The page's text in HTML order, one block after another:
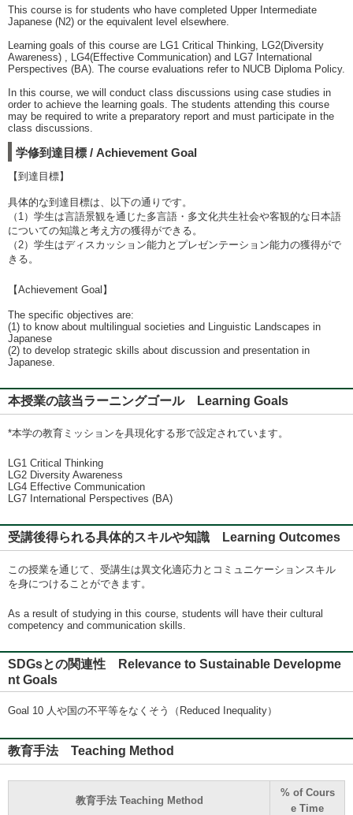
This course is for students who have completed Upper Intermediate
Japanese (N2) or the equivalent level elsewhere.
Learning goals of this course are LG1 Critical Thinking, LG2(Diversity
Awareness) , LG4(Effective Communication) and LG7 International
Perspectives (BA). The course evaluations refer to NUCB Diploma Policy.
In this course, we will conduct class discussions using case studies in
order to achieve the learning goals. The students attending this course
may be required to write a preparatory report and must participate in the
class discussions.
学修到達目標 / Achievement Goal
【到達目標】
具体的な到達目標は、以下の通りです。
（1）学生は言語景観を通じた多言語・多文化共生社会や客観的な日本語
についての知識と考え方の獲得ができる。
（2）学生はディスカッション能力とプレゼンテーション能力の獲得がで
きる。
【Achievement Goal】
The specific objectives are:
(1) to know about multilingual societies and Linguistic Landscapes in
Japanese
(2) to develop strategic skills about discussion and presentation in
Japanese.
本授業の該当ラーニングゴール Learning Goals
*本学の教育ミッションを具現化する形で設定されています。
LG1 Critical Thinking
LG2 Diversity Awareness
LG4 Effective Communication
LG7 International Perspectives (BA)
受講後得られる具体的スキルや知識 Learning Outcomes
この授業を通じて、受講生は異文化適応力とコミュニケーションスキル
を身につけることができます。
As a result of studying in this course, students will have their cultural
competency and communication skills.
SDGsとの関連性 Relevance to Sustainable Developme
nt Goals
Goal 10 人や国の不平等をなくそう（Reduced Inequality）
教育手法 Teaching Method
教育手法 Teaching Method
% of Cours
e Time